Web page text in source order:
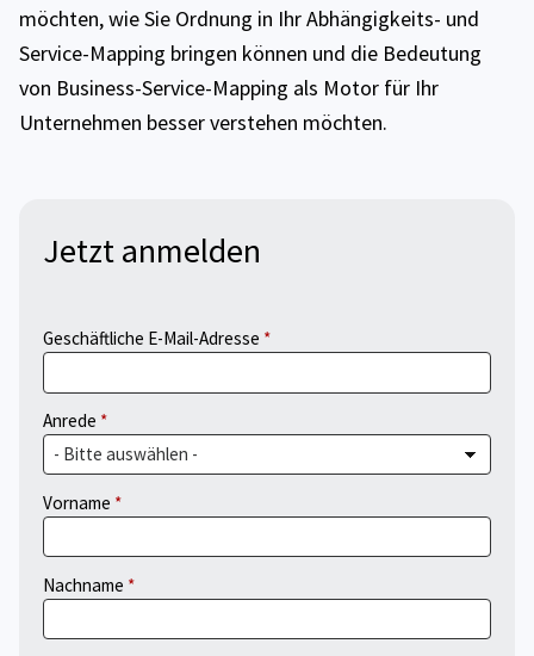
möchten, wie Sie Ordnung in Ihr Abhängigkeits- und
Service-Mapping bringen können und die Bedeutung
von Business-Service-Mapping als Motor für Ihr
Unternehmen besser verstehen möchten.
Jetzt anmelden
Geschäftliche E-Mail-Adresse
Anrede
Vorname
Nachname